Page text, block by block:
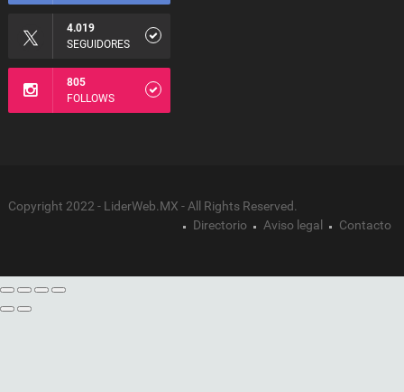
4.019
SEGUIDORES
805
FOLLOWS
Copyright 2022 - LiderWeb.MX - All Rights Reserved.
Directorio
Aviso legal Contacto